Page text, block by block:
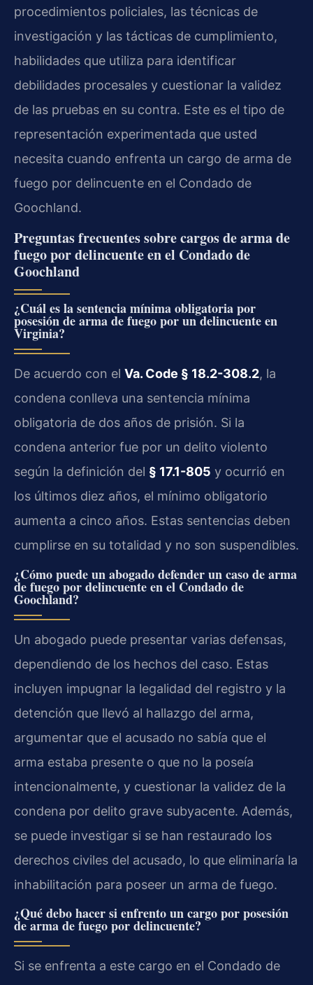
procedimientos policiales, las técnicas de
investigación y las tácticas de cumplimiento,
habilidades que utiliza para identificar
debilidades procesales y cuestionar la validez
de las pruebas en su contra. Este es el tipo de
representación experimentada que usted
necesita cuando enfrenta un cargo de arma de
fuego por delincuente en el Condado de
Goochland.
Preguntas frecuentes sobre cargos de arma de
fuego por delincuente en el Condado de
Goochland
¿Cuál es la sentencia mínima obligatoria por
posesión de arma de fuego por un delincuente en
Virginia?
De acuerdo con el Va. Code § 18.2-308.2, la
condena conlleva una sentencia mínima
obligatoria de dos años de prisión. Si la
condena anterior fue por un delito violento
según la definición del § 17.1-805 y ocurrió en
los últimos diez años, el mínimo obligatorio
aumenta a cinco años. Estas sentencias deben
cumplirse en su totalidad y no son suspendibles.
¿Cómo puede un abogado defender un caso de arma
de fuego por delincuente en el Condado de
Goochland?
Un abogado puede presentar varias defensas,
dependiendo de los hechos del caso. Estas
incluyen impugnar la legalidad del registro y la
detención que llevó al hallazgo del arma,
argumentar que el acusado no sabía que el
arma estaba presente o que no la poseía
intencionalmente, y cuestionar la validez de la
condena por delito grave subyacente. Además,
se puede investigar si se han restaurado los
derechos civiles del acusado, lo que eliminaría la
inhabilitación para poseer un arma de fuego.
¿Qué debo hacer si enfrento un cargo por posesión
de arma de fuego por delincuente?
Si se enfrenta a este cargo en el Condado de